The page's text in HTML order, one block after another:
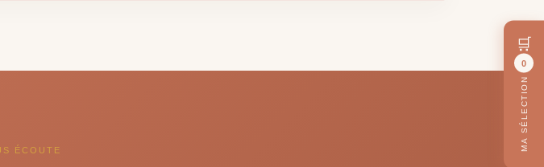
ÉCOUTE
🛒
0
MA SÉLECTION